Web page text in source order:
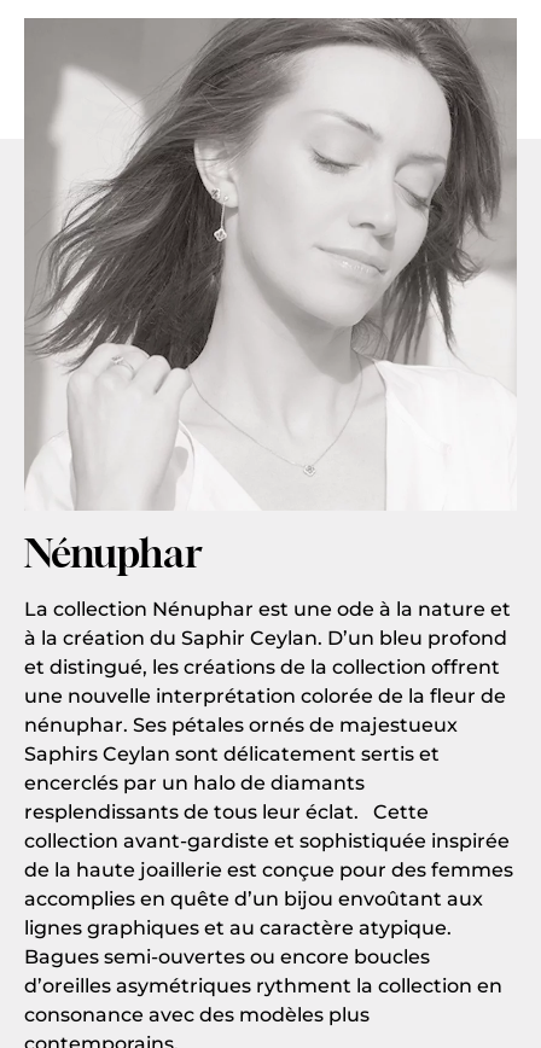
Nénuphar
La collection Nénuphar est une ode à la nature et
à la création du Saphir Ceylan. D’un bleu profond
et distingué, les créations de la collection offrent
une nouvelle interprétation colorée de la fleur de
nénuphar. Ses pétales ornés de majestueux
Saphirs Ceylan sont délicatement sertis et
encerclés par un halo de diamants
resplendissants de tous leur éclat. Cette
collection avant-gardiste et sophistiquée inspirée
de la haute joaillerie est conçue pour des femmes
accomplies en quête d’un bijou envoûtant aux
lignes graphiques et au caractère atypique.
Bagues semi-ouvertes ou encore boucles
d’oreilles asymétriques rythment la collection en
consonance avec des modèles plus